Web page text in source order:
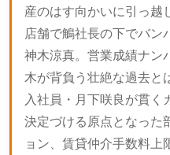
産のはす向かいに引っ越
店舗で鵤社長の下でバン
神木涼真。営業成績ナン
木が背負う壮絶な過去と
入社員・月下咲良が貫く
決定づける原点となった
ョン、賃貸仲介手数料